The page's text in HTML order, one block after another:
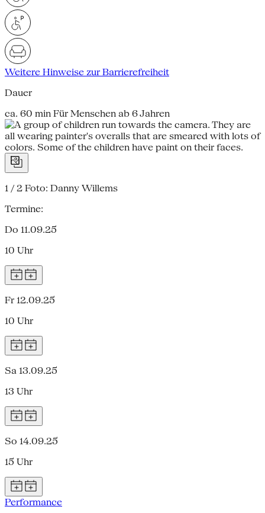
Weitere Hinweise zur Barrierefreiheit
Dauer
ca. 60 min Für Menschen ab 6 Jahren
1 / 2 Foto: Danny Willems
Termine:
Do 11.09.25
10 Uhr
Fr 12.09.25
10 Uhr
Sa 13.09.25
13 Uhr
So 14.09.25
15 Uhr
Performance